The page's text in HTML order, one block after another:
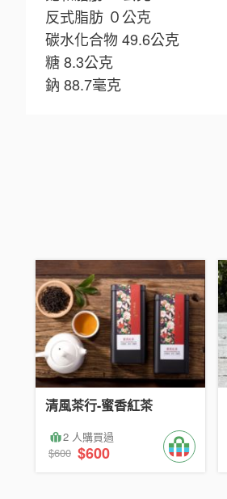
反式脂肪 ０公克
碳水化合物 49.6公克
糖 8.3公克
鈉 88.7毫克
清風茶行-蜜香紅茶
2 人購買過
$600 $600